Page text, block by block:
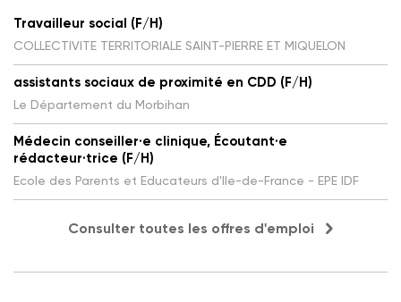
Travailleur social (F/H)
COLLECTIVITE TERRITORIALE SAINT-PIERRE ET MIQUELON
assistants sociaux de proximité en CDD (F/H)
Le Département du Morbihan
Médecin conseiller·e clinique, Écoutant·e
rédacteur·trice (F/H)
Ecole des Parents et Educateurs d'Ile-de-France - EPE IDF
Consulter toutes les offres d'emploi